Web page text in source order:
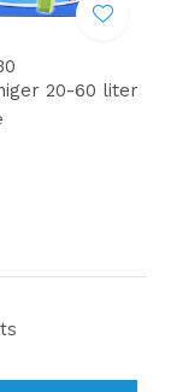
20-60 liter